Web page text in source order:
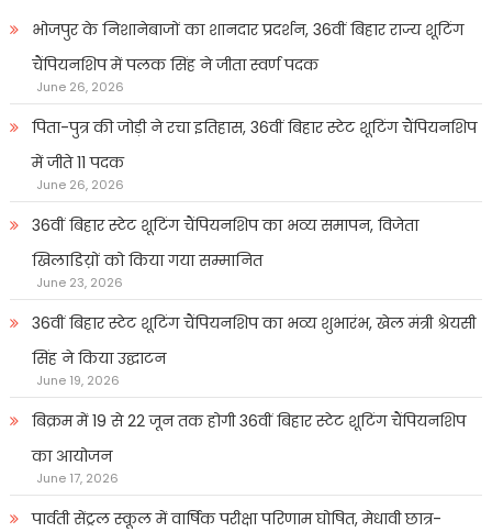
भोजपुर के निशानेबाजों का शानदार प्रदर्शन, 36वीं बिहार राज्य शूटिंग
चैंपियनशिप में पलक सिंह ने जीता स्वर्ण पदक
June 26, 2026
पिता-पुत्र की जोड़ी ने रचा इतिहास, 36वीं बिहार स्टेट शूटिंग चैंपियनशिप
में जीते 11 पदक
June 26, 2026
36वीं बिहार स्टेट शूटिंग चैंपियनशिप का भव्य समापन, विजेता
खिलाडिय़ों को किया गया सम्मानित
June 23, 2026
36वीं बिहार स्टेट शूटिंग चैंपियनशिप का भव्य शुभारंभ, खेल मंत्री श्रेयसी
सिंह ने किया उद्घाटन
June 19, 2026
बिक्रम में 19 से 22 जून तक होगी 36वीं बिहार स्टेट शूटिंग चैंपियनशिप
का आयोजन
June 17, 2026
पार्वती सेंट्रल स्कूल में वार्षिक परीक्षा परिणाम घोषित, मेधावी छात्र-